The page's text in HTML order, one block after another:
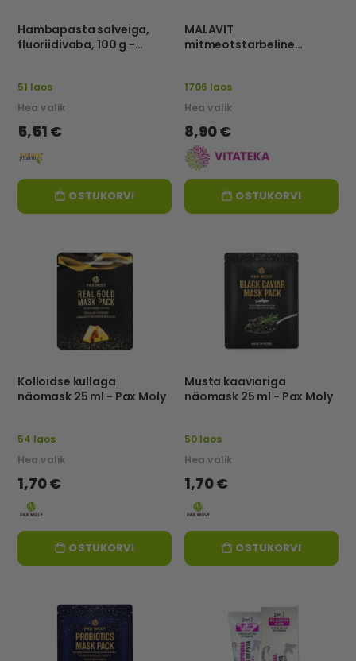
Hambapasta salveiga,
fluoriidivaba, 100 g -
51 laos
Hea valik
5,51 €
OSTUKORVI
MALAVIT
mitmeotstarbeline
1706 laos
Hea valik
8,90 €
OSTUKORVI
Kolloidse kullaga
näomask 25 ml - Pax Moly
54 laos
Hea valik
1,70 €
OSTUKORVI
Musta kaaviariga
näomask 25 ml - Pax Moly
50 laos
Hea valik
1,70 €
OSTUKORVI